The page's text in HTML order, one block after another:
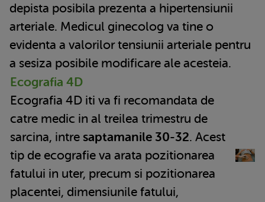
depista posibila prezenta a hipertensiunii
arteriale. Medicul ginecolog va tine o
evidenta a valorilor tensiunii arteriale pentru
a sesiza posibile modificare ale acesteia.
Ecografia 4D
Ecografia 4D iti va fi recomandata de
catre medic in al treilea trimestru de
sarcina, intre saptamanile 30-32. Acest
tip de ecografie va arata pozitionarea
fatului in uter, precum si pozitionarea
placentei, dimensiunile fatului,